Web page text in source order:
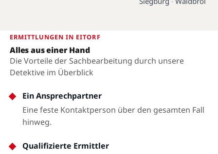
ERMITTLUNGEN IN EITORF
Alles aus einer Hand
Die Vorteile der Sachbearbeitung durch unsere
Detektive im Überblick
Ein Ansprechpartner
Eine feste Kontaktperson über den gesamten Fall
hinweg.
Qualifizierte Ermittler